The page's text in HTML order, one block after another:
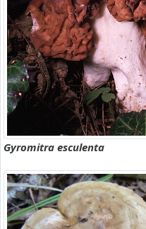
Gyromitra esculenta